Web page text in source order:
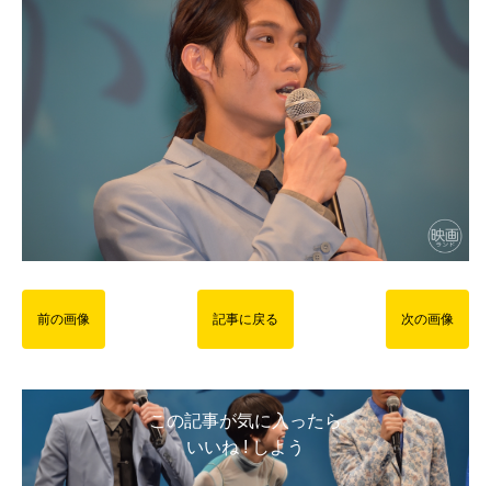
前の画像 記事に戻る 次の画像
この記事が気に入ったら
いいね ! しよう